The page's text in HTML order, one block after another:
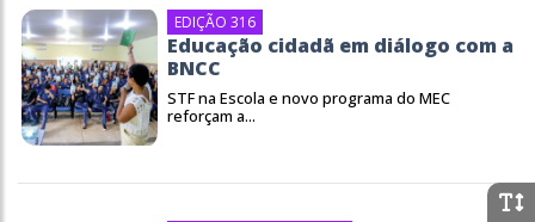
EDIÇÃO 316
Educação cidadã em diálogo com a
BNCC
STF na Escola e novo programa do MEC
reforçam a...